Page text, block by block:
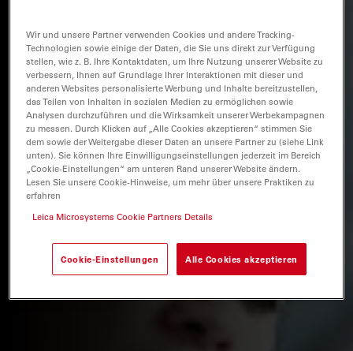
Wir und unsere Partner verwenden Cookies und andere Tracking-
Technologien sowie einige der Daten, die Sie uns direkt zur Verfügung
stellen, wie z. B. Ihre Kontaktdaten, um Ihre Nutzung unserer Website zu
verbessern, Ihnen auf Grundlage Ihrer Interaktionen mit dieser und
anderen Websites personalisierte Werbung und Inhalte bereitzustellen,
das Teilen von Inhalten in sozialen Medien zu ermöglichen sowie
Analysen durchzuführen und die Wirksamkeit unserer Werbekampagnen
zu messen. Durch Klicken auf „Alle Cookies akzeptieren“ stimmen Sie
dem sowie der Weitergabe dieser Daten an unsere Partner zu (siehe Link
unten). Sie können Ihre Einwilligungseinstellungen jederzeit im Bereich
„Cookie-Einstellungen“ am unteren Rand unserer Website ändern.
Lesen Sie unsere Cookie-Hinweise, um mehr über unsere Praktiken zu
erfahren
Leica Microsystems Cookie Partners Details
Cookie-Einstellungen Alle Cookies akzeptieren